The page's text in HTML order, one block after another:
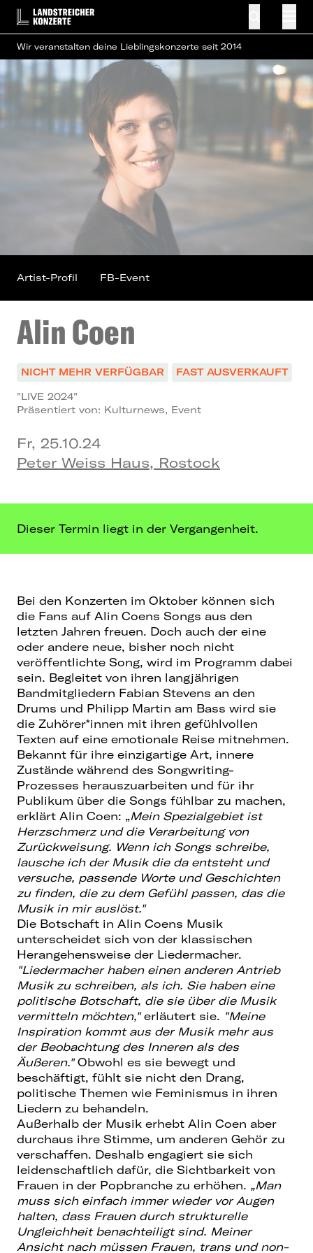
Wir veranstalten deine Lieblingskonzerte seit 2014
Alin Coen
NICHT MEHR VERFÜGBAR
FAST AUSVERKAUFT
"LIVE 2024"
Präsentiert von: Kulturnews, Event
Fr, 25.10.24
Peter Weiss Haus, Rostock
Artist-Profil FB-Event
Dieser Termin liegt in der Vergangenheit.
Bei den Konzerten im Oktober können sich
die Fans auf Alin Coens Songs aus den
letzten Jahren freuen. Doch auch der eine
oder andere neue, bisher noch nicht
veröffentlichte Song, wird im Programm dabei
sein. Begleitet von ihren langjährigen
Bandmitgliedern Fabian Stevens an den
Drums und Philipp Martin am Bass wird sie
die Zuhörer*innen mit ihren gefühlvollen
Texten auf eine emotionale Reise mitnehmen.
Bekannt für ihre einzigartige Art, innere
Zustände während des Songwriting-
Prozesses herauszuarbeiten und für ihr
Publikum über die Songs fühlbar zu machen,
erklärt Alin Coen: „Mein Spezialgebiet ist
Herzschmerz und die Verarbeitung von
Zurückweisung. Wenn ich Songs schreibe,
lausche ich der Musik die da entsteht und
versuche, passende Worte und Geschichten
zu finden, die zu dem Gefühl passen, das die
Musik in mir auslöst."
Die Botschaft in Alin Coens Musik
unterscheidet sich von der klassischen
Herangehensweise der Liedermacher.
"Liedermacher haben einen anderen Antrieb
Musik zu schreiben, als ich. Sie haben eine
politische Botschaft, die sie über die Musik
vermitteln möchten,"erläutert sie. "Meine
Inspiration kommt aus der Musik mehr aus
der Beobachtung des Inneren als des
Äußeren."Obwohl es sie bewegt und
beschäftigt, fühlt sie nicht den Drang,
politische Themen wie Feminismus in ihren
Liedern zu behandeln.
Außerhalb der Musik erhebt Alin Coen aber
durchaus ihre Stimme, um anderen Gehör zu
verschaffen. Deshalb engagiert sie sich
leidenschaftlich dafür, die Sichtbarkeit von
Frauen in der Popbranche zu erhöhen. „Man
muss sich einfach immer wieder vor Augen
halten, dass Frauen durch strukturelle
Ungleichheit benachteiligt sind. Meiner
Ansicht nach müssen Frauen, trans und non-